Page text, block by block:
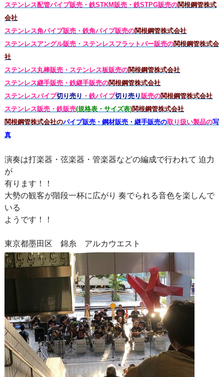
ステンレス配管パイプ販売・鉄STKM販売・鉄STPG販売の関根鋼管株式
会社
ステンレス角パイプ販売・鉄角パイプ販売の関根鋼管株式会社
ステンレスアングル販売・ ステンレスフラットバー販売の関根鋼管株式会
社
ステンレス丸棒販売・ ステンレス板販売の関根鋼管株式会社
ステンレス継手販売・鉄継手販売の関根鋼管株式会社
ステンレスパイプ切り売り ・鉄パイプ切り売り 販売の関根鋼管株式会社
ステンレス販売・鉄販売(規格表・サイズ表)関根鋼管株式会社
関根鋼管株式会社のパイプ販売・鋼材販売・継手販売の取り扱い製品の写
真
演奏は打楽器・弦楽器・管楽器などの編成で行われて 迫力
が
有ります！！
大勢の観客が階段一杯に広がり 奏でられる音色を楽しんで
いる
ようです！！
東京都墨田区 錦糸 アルカウエスト